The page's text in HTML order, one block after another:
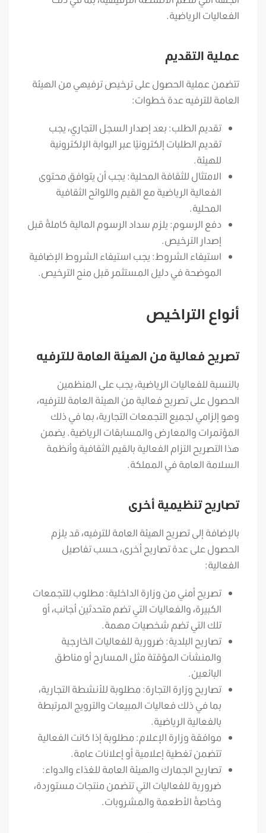
الفعاليات الرياضية.
عملية التقديم
تتضمن عملية الحصول على ترخيص ترفيهي من الهيئة
العامة للترفيه عدة خطوات:
تقديم الطلب: بعد إصدار السجل التجاري، يجب
تقديم الطلبات إلكترونيًا عبر البوابة الإلكترونية
للهيئة.
الامتثال للثقافة المحلية: يجب أن يتوافق محتوى
الفعالية الرياضية مع القيم واللوائح الثقافية
المحلية.
دفع الرسوم: يلزم سداد الرسوم المالية كاملةً قبل
إصدار الترخيص.
استيفاء الشروط: يجب استيفاء الشروط الإضافية
الموضحة في دليل المستثمر قبل منح الترخيص.
أنواع التراخيص
تصريح فعالية من الهيئة العامة للترفيه
بالنسبة للفعاليات الرياضية، يجب على المنظمين
الحصول على تصريح فعالية من الهيئة العامة للترفيه،
وهو إلزامي لجميع التجمعات التجارية، بما في ذلك
المؤتمرات والمعارض والمسابقات الرياضية. يضمن
هذا التصريح التزام الفعالية بالقيم الثقافية وأنظمة
السلامة العامة في المملكة.
تصاريح تنظيمية أخرى
بالإضافة إلى تصريح الهيئة العامة للترفيه، قد يلزم
الحصول على عدة تصاريح أخرى، حسب تفاصيل
الفعالية:
تصريح أمني من وزارة الداخلية: مطلوب للتجمعات
الكبيرة، والفعاليات التي تضم متحدثين أجانب، أو
تلك التي تضم شخصيات مهمة.
تصاريح البلدية: ضرورية للفعاليات الخارجية
والمنشآت المؤقتة مثل المسارح أو مناطق
البائعين.
تصاريح وزارة التجارة: مطلوبة للأنشطة التجارية،
بما في ذلك فعاليات المبيعات والترويج المرتبطة
بالفعالية الرياضية.
موافقة وزارة الإعلام: مطلوبة إذا كانت الفعالية
تتضمن تغطية إعلامية أو إعلانات عامة.
تصاريح الجمارك والهيئة العامة للغذاء والدواء:
ضرورية للفعاليات التي تتضمن منتجات مستوردة،
وخاصةً الأطعمة والمشروبات.